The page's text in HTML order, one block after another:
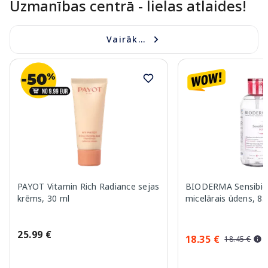
Uzmanības centrā - lielas atlaides!
Vairāk...
PAYOT Vitamin Rich Radiance sejas
krēms, 30 ml
25.99 €
BIODERMA
micelārais ūdens,
18.35 € 18.45 €